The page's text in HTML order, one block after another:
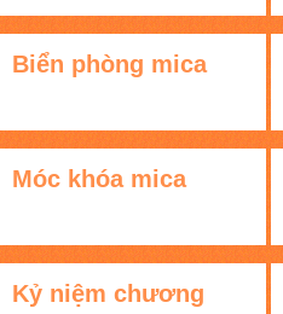
Biển phòng mica
Móc khóa mica
Kỷ niệm chương